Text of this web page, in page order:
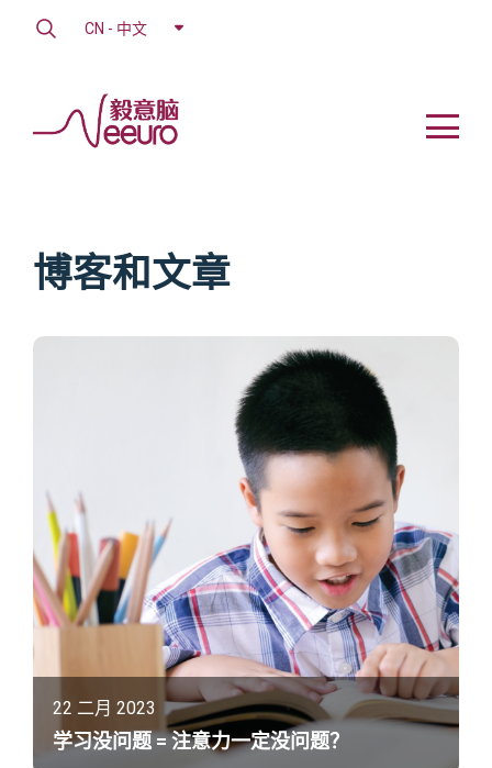
CN - 中文
博客和文章
22 二月 2023
学习没问题 = 注意力一定没问题？